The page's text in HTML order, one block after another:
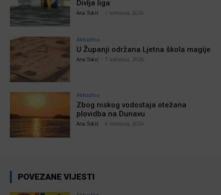
Divlja liga
Ana Tokić 7 kolovoza, 2026
Aktualno
U Županji održana Ljetna škola magije
Ana Tokić 7 kolovoza, 2026
Aktualno
Zbog niskog vodostaja otežana
plovidba na Dunavu
Ana Tokić 6 kolovoza, 2026
POVEZANE VIJESTI